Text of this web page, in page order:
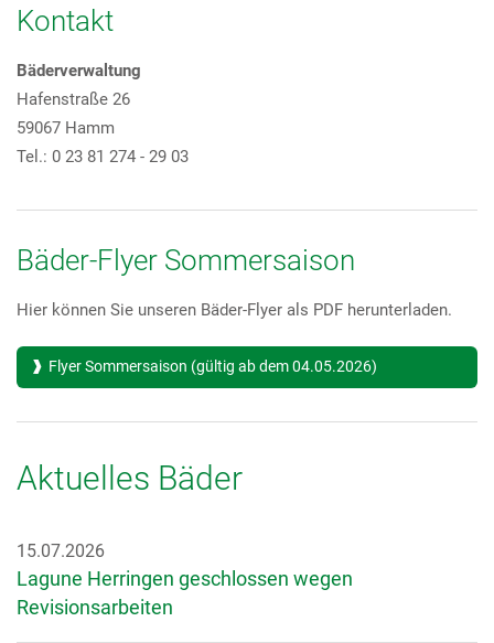
Kontakt
Bäderverwaltung
Hafenstraße 26
59067 Hamm
Tel.: 0 23 81 274 - 29 03
Bäder-Flyer Sommersaison
Hier können Sie unseren Bäder-Flyer als PDF herunterladen.
Flyer Sommersaison (gültig ab dem 04.05.2026)
Aktuelles Bäder
15.07.2026
Lagune Herringen geschlossen wegen
Revisionsarbeiten